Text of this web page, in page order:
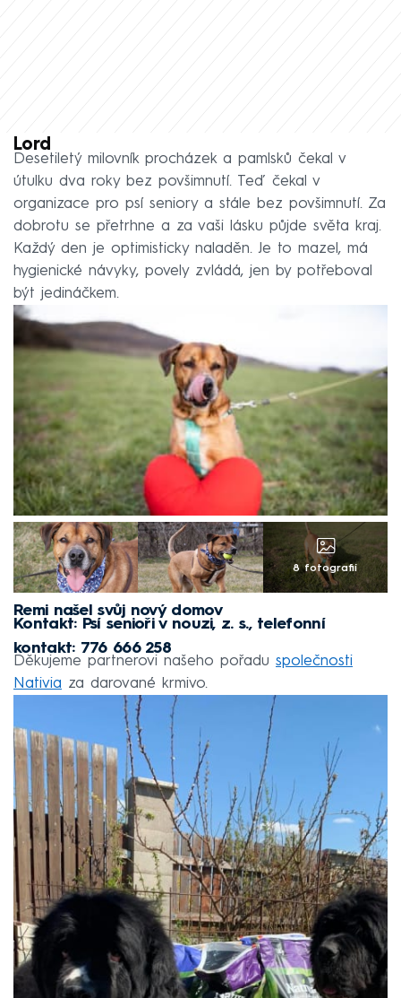
Lord
Desetiletý milovník procházek a pamlsků čekal v
útulku dva roky bez povšimnutí. Teď čekal v
organizace pro psí seniory a stále bez povšimnutí. Za
dobrotu se přetrhne a za vaši lásku půjde světa kraj.
Každý den je optimisticky naladěn. Je to mazel, má
hygienické návyky, povely zvládá, jen by potřeboval
být jedináčkem.
8 fotografií
Remi našel svůj nový domov
Kontakt: Psí senioři v nouzi, z. s., telefonní
kontakt: 776 666 258
Děkujeme partnerovi našeho pořadu společnosti
Nativia za darované krmivo.